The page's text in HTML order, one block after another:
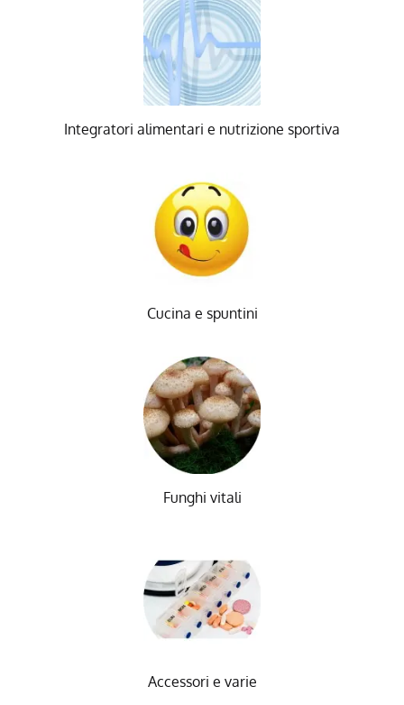
Integratori alimentari e nutrizione sportiva
Cucina e spuntini
Funghi vitali
Accessori e varie